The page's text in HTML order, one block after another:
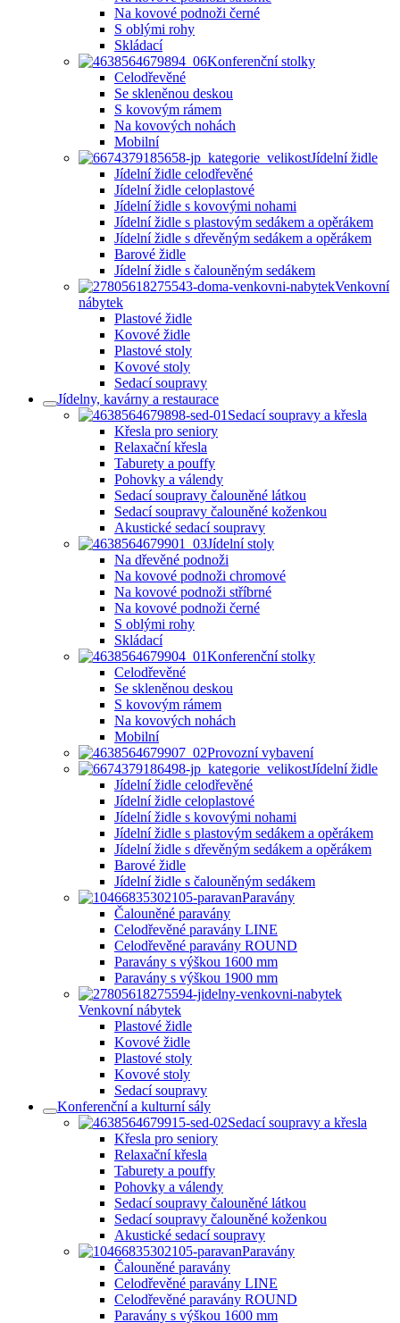
Na kovové podnoži černé
S oblými rohy
Skládací
Konferenční stolky
Celodřevěné
Se skleněnou deskou
S kovovým rámem
Na kovových nohách
Mobilní
Jídelní židle
Jídelní židle celodřevěné
Jídelní židle celoplastové
Jídelní židle s kovovými nohami
Jídelní židle s plastovým sedákem a opěrákem
Jídelní židle s dřevěným sedákem a opěrákem
Barové židle
Jídelní židle s čalouněným sedákem
Venkovní
nábytek
Plastové židle
Kovové židle
Plastové stoly
Kovové stoly
Sedací soupravy
Jídelny, kavárny a restaurace
Sedací soupravy a křesla
Křesla pro seniory
Relaxační křesla
Taburety a pouffy
Pohovky a válendy
Sedací soupravy čalouněné látkou
Sedací soupravy čalouněné koženkou
Akustické sedací soupravy
Jídelní stoly
Na dřevěné podnoži
Na kovové podnoži chromové
Na kovové podnoži stříbrné
Na kovové podnoži černé
S oblými rohy
Skládací
Konferenční stolky
Celodřevěné
Se skleněnou deskou
S kovovým rámem
Na kovových nohách
Mobilní
Provozní vybavení
Jídelní židle
Jídelní židle celodřevěné
Jídelní židle celoplastové
Jídelní židle s kovovými nohami
Jídelní židle s plastovým sedákem a opěrákem
Jídelní židle s dřevěným sedákem a opěrákem
Barové židle
Jídelní židle s čalouněným sedákem
Paravány
Čalouněné paravány
Celodřevěné paravány LINE
Celodřevěné paravány ROUND
Paravány s výškou 1600 mm
Paravány s výškou 1900 mm
Venkovní nábytek
Plastové židle
Kovové židle
Plastové stoly
Kovové stoly
Sedací soupravy
Konferenční a kulturní sály
Sedací soupravy a křesla
Křesla pro seniory
Relaxační křesla
Taburety a pouffy
Pohovky a válendy
Sedací soupravy čalouněné látkou
Sedací soupravy čalouněné koženkou
Akustické sedací soupravy
Paravány
Čalouněné paravány
Celodřevěné paravány LINE
Celodřevěné paravány ROUND
Paravány s výškou 1600 mm